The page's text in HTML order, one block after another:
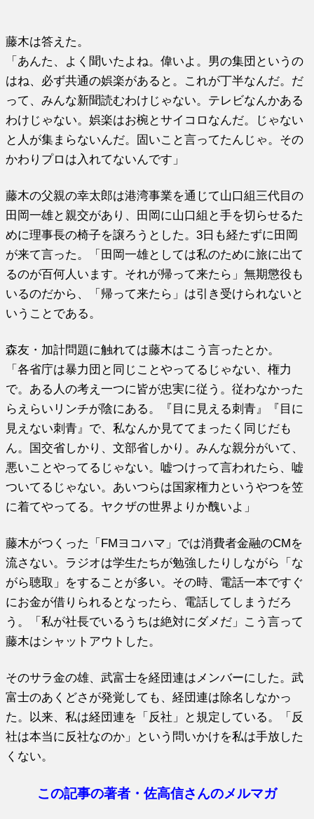
藤木は答えた。
「あんた、よく聞いたよね。偉いよ。男の集団というの
はね、必ず共通の娯楽があると。これが丁半なんだ。だ
って、みんな新聞読むわけじゃない。テレビなんかある
わけじゃない。娯楽はお椀とサイコロなんだ。じゃない
と人が集まらないんだ。固いこと言ってたんじゃ。その
かわりプロは入れてないんです」
藤木の父親の幸太郎は港湾事業を通じて山口組三代目の
田岡一雄と親交があり、田岡に山口組と手を切らせるた
めに理事長の椅子を譲ろうとした。3日も経たずに田岡
が来て言った。「田岡一雄としては私のために旅に出て
るのが百何人います。それが帰って来たら」無期懲役も
いるのだから、「帰って来たら」は引き受けられないと
いうことである。
森友・加計問題に触れては藤木はこう言ったとか。
「各省庁は暴力団と同じことやってるじゃない、権力
で。ある人の考え一つに皆が忠実に従う。従わなかった
らえらいリンチが陰にある。『目に見える刺青』『目に
見えない刺青』で、私なんか見ててまったく同じだも
ん。国交省しかり、文部省しかり。みんな親分がいて、
悪いことやってるじゃない。嘘つけって言われたら、嘘
ついてるじゃない。あいつらは国家権力というやつを笠
に着てやってる。ヤクザの世界よりか醜いよ」
藤木がつくった「FMヨコハマ」では消費者金融のCMを
流さない。ラジオは学生たちが勉強したりしながら「な
がら聴取」をすることが多い。その時、電話一本ですぐ
にお金が借りられるとなったら、電話してしまうだろ
う。「私が社長でいるうちは絶対にダメだ」こう言って
藤木はシャットアウトした。
そのサラ金の雄、武富士を経団連はメンバーにした。武
富士のあくどさが発覚しても、経団連は除名しなかっ
た。以来、私は経団連を「反社」と規定している。「反
社は本当に反社なのか」という問いかけを私は手放した
くない。
この記事の著者・佐高信さんのメルマガ